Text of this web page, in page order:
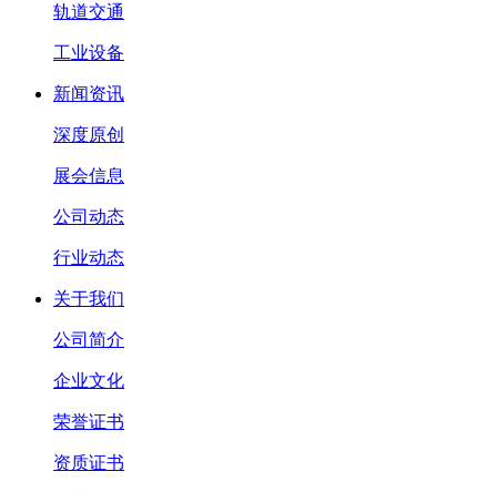
轨道交通
工业设备
新闻资讯
深度原创
展会信息
公司动态
行业动态
关于我们
公司简介
企业文化
荣誉证书
资质证书